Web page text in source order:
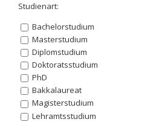
Studienart:
Bachelorstudium
Masterstudium
Diplomstudium
Doktoratsstudium
PhD
Bakkalaureat
Magisterstudium
Lehramtsstudium